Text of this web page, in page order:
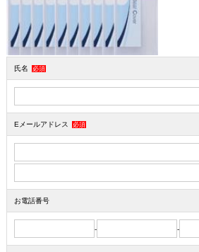
氏名 必須
Eメールアドレス 必須
お電話番号
- -